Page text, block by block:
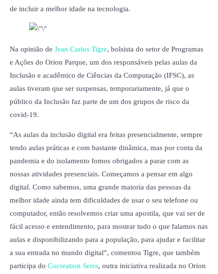
de incluir a melhor idade na tecnologia.
Na opinião de Jean Carlos Tigre, bolsista do setor de Programas
e Ações do Orion Parque, um dos responsáveis pelas aulas da
Inclusão e acadêmico de Ciências da Computação (IFSC), as
aulas tiveram que ser suspensas, temporariamente, já que o
público da Inclusão faz parte de um dos grupos de risco da
covid-19.
“As aulas da inclusão digital era feitas presencialmente, sempre
tendo aulas práticas e com bastante dinâmica, mas por conta da
pandemia e do isolamento fomos obrigados a parar com as
nossas atividades presenciais. Começamos a pensar em algo
digital. Como sabemos, uma grande maioria das pessoas da
melhor idade ainda tem dificuldades de usar o seu telefone ou
computador, então resolvemos criar uma apostila, que vai ser de
fácil acesso e entendimento, para mostrar tudo o que falamos nas
aulas e disponibilizando para a população, para ajudar e facilitar
a sua entrada no mundo digital”, comentou Tigre, que também
participa do Cocreation Serra, outra iniciativa realizada no Orion